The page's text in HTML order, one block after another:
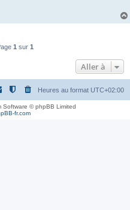
1 sur 1
Aller à
Heures au format UTC+02:00
Software © phpBB Limited
fr.com